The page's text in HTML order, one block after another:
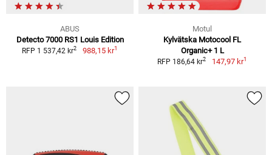
ABUS
Detecto 7000 RS1 Louis Edition
RFP 1 537,42 kr2 988,15 kr1
Motul
Kylvätska Motocool FL
Organic+ 1 L
RFP 186,64 kr2 147,97 kr1